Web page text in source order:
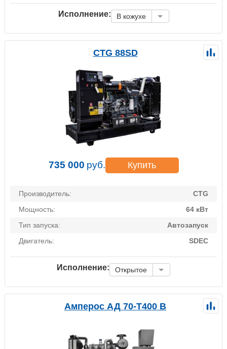
Исполнение: В кожухе
CTG 88SD
735 000 руб. Купить
Производитель:
CTG
Мощность:
64 кВт
Тип запуска:
Автозапуск
Двигатель:
SDEC
Исполнение: Открытое
Амперос АД 70-Т400 B